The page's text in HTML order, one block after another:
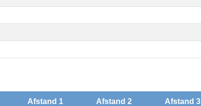
Afstand 1 Afstand 2 Afstand 3